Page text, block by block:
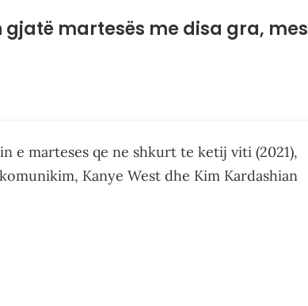
martesës me disa gra, mes
e marteses qe ne shkurt te ketij viti (2021),
Kanye West dhe Kim Kardashian